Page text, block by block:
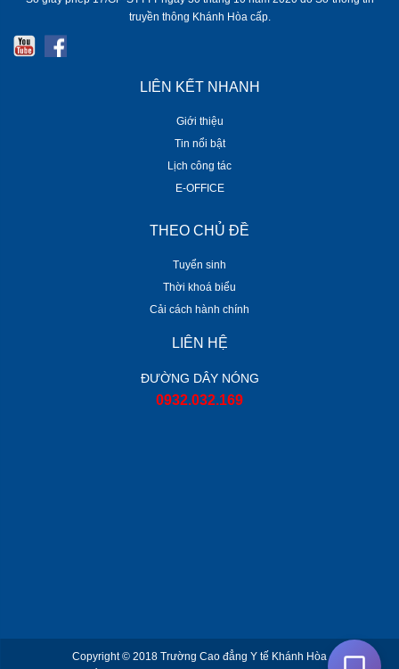
truyền thông Khánh Hòa cấp.
LIÊN KẾT NHANH
Giới thiệu
Tin nổi bật
Lịch công tác
E-OFFICE
THEO CHỦ ĐỀ
Tuyển sinh
Thời khoá biểu
Cải cách hành chính
LIÊN HỆ
ĐƯỜNG DÂY NÓNG
0932.032.169
Copyright © 2018 Trường Cao đẳng Y tế Khánh Hòa